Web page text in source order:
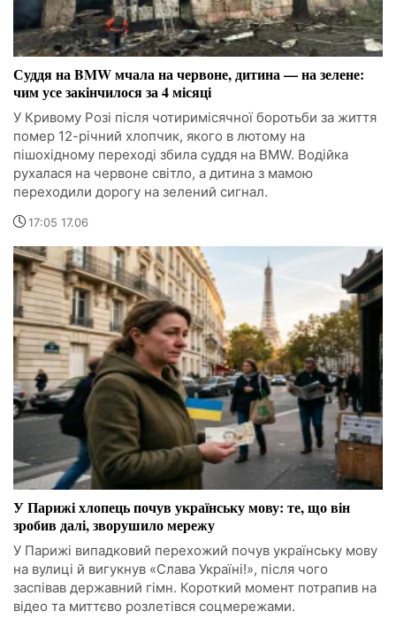
Суддя на BMW мчала на червоне, дитина — на зелене:
чим усе закінчилося за 4 місяці
У Кривому Розі після чотиримісячної боротьби за життя
помер 12-річний хлопчик, якого в лютому на
пішохідному переході збила суддя на BMW. Водійка
рухалася на червоне світло, а дитина з мамою
переходили дорогу на зелений сигнал.
17:05 17.06
У Парижі хлопець почув українську мову: те, що він
зробив далі, зворушило мережу
У Парижі випадковий перехожий почув українську мову
на вулиці й вигукнув «Слава Україні!», після чого
заспівав державний гімн. Короткий момент потрапив на
відео та миттєво розлетівся соцмережами.